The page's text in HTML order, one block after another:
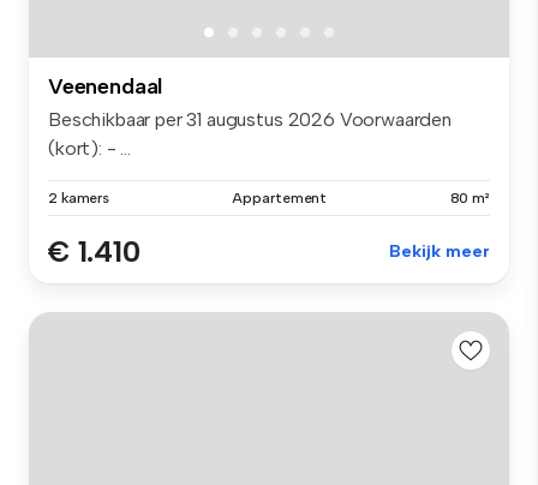
Veenendaal
Beschikbaar per 31 augustus 2026 Voorwaarden
(kort): - ...
2 kamers Appartement 80 m²
€ 1.410 Bekijk meer